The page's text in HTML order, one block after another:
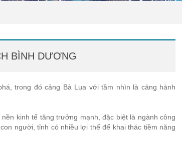
BÌNH DƯƠNG
trong đó cảng Bà Lụa với tầm nhìn là cảng hành
kinh tế tăng trưởng mạnh, đặc biệt là ngành công
người, tỉnh có nhiều lợi thế để khai thác tiềm năng